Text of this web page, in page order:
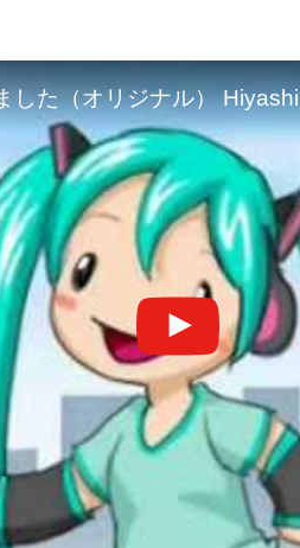
した（オリジナル）